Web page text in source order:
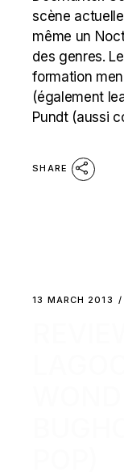
scène
même un
des genres.
formation
(également
Pundt (aussi
SHARE
13 MARCH 2013